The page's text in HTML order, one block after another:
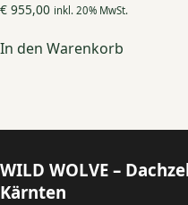
€ 955,00 inkl. 20% MwSt.
In den Warenkorb
WILD WOLVE –
Kärnten